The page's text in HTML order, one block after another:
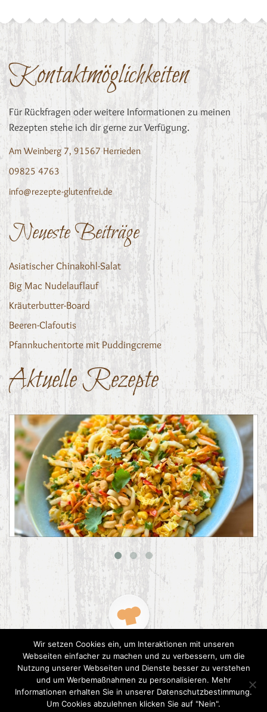
Kontaktmöglichkeiten
Für Rückfragen oder weitere Informationen zu meinen
Rezepten stehe ich dir gerne zur Verfügung.
Am Weinberg 7, 91567 Herrieden
09825 4763
info@rezepte-glutenfrei.de
Neueste Beiträge
Asiatischer Chinakohl-Salat
Big Mac Nudelauflauf
Kräuterbutter-Board
Beeren-Clafoutis
Pfannkuchentorte mit Puddingcreme
Aktuelle Rezepte
Asiatischer Chinakohl-Salat
2015 CookPress. All right reserved.Datenschutz
Wir setzen Cookies ein, um Interaktionen mit unseren
Webseiten einfacher zu machen und zu verbessern, um die
Nutzung unserer Webseiten und Dienste besser zu verstehen
und um Werbemaßnahmen zu personalisieren. Mehr
Informationen erhalten Sie in unserer Datenschutzbestimmung.
Um Cookies abzulehnen klicken Sie auf "Nein".